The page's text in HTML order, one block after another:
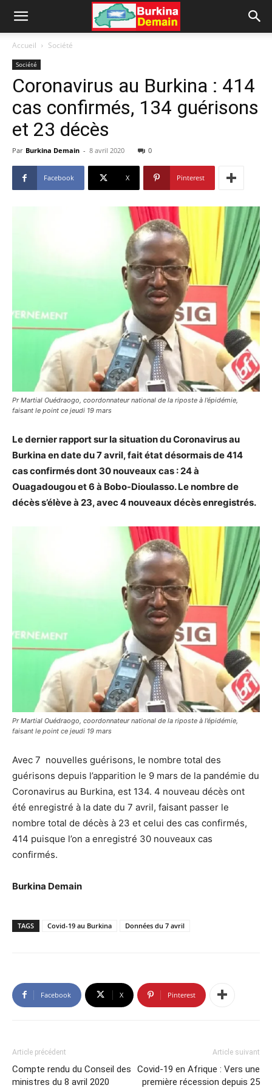
Accueil Société
Société
Coronavirus au Burkina : 414
cas confirmés, 134 guérisons
et 23 décès
Par Burkina Demain - 8 avril 2020 0
Facebook X Pinterest
Pr Martial Ouédraogo, coordonnateur national de la riposte à l’épidémie,
faisant le point ce jeudi 19 mars
Le dernier rapport sur la situation du Coronavirus au
Burkina en date du 7 avril, fait état désormais de 414
cas confirmés dont 30 nouveaux cas : 24 à
Ouagadougou et 6 à Bobo-Dioulasso. Le nombre de
décès s’élève à 23, avec 4 nouveaux décès enregistrés.
Pr Martial Ouédraogo, coordonnateur national de la riposte à l’épidémie,
faisant le point ce jeudi 19 mars
Avec 7 nouvelles guérisons, le nombre total des
guérisons depuis l’apparition le 9 mars de la pandémie du
Coronavirus au Burkina, est 134. 4 nouveau décès ont
été enregistré à la date du 7 avril, faisant passer le
nombre total de décès à 23 et celui des cas confirmés,
414 puisque l’on a enregistré 30 nouveaux cas
confirmés.
Burkina Demain
TAGS Covid-19 au Burkina Données du 7 avril
Facebook X Pinterest
Article précédent
Compte rendu du Conseil des
ministres du 8 avril 2020
Article suivant
Covid-19 en Afrique : Vers une
première récession depuis 25